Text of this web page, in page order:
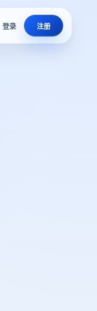
登录 注册